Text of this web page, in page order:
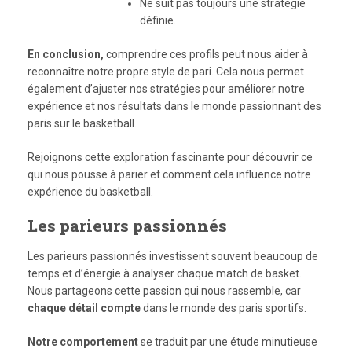
Ne suit pas toujours une stratégie
définie.
En conclusion, comprendre ces profils peut nous aider à
reconnaître notre propre style de pari. Cela nous permet
également d’ajuster nos stratégies pour améliorer notre
expérience et nos résultats dans le monde passionnant des
paris sur le basketball.
Rejoignons cette exploration fascinante pour découvrir ce
qui nous pousse à parier et comment cela influence notre
expérience du basketball.
Les parieurs passionnés
Les parieurs passionnés investissent souvent beaucoup de
temps et d’énergie à analyser chaque match de basket.
Nous partageons cette passion qui nous rassemble, car
chaque détail comptedans le monde des paris sportifs.
Notre comportementse traduit par une étude minutieuse